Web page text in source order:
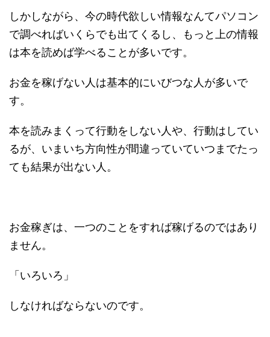
しかしながら、今の時代欲しい情報なんてパソコン
で調べればいくらでも出てくるし、もっと上の情報
は本を読めば学べることが多いです。
お金を稼げない人は基本的にいびつな人が多いで
す。
本を読みまくって行動をしない人や、行動はしてい
るが、いまいち方向性が間違っていていつまでたっ
ても結果が出ない人。
お金稼ぎは、一つのことをすれば稼げるのではあり
ません。
「いろいろ」
しなければならないのです。